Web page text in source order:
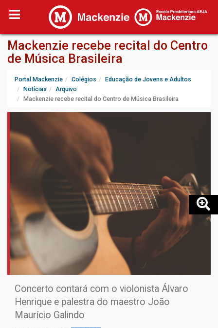
Mackenzie recebe recital do Centro
de Música Brasileira
Portal Mackenzie Colégios
Educação de Jovens e Adultos
Notícias
Arquivo
Mackenzie recebe recital do Centro de Música Brasileira
Concerto contará com o violonista Álvaro
Henrique e palestra do maestro João
Maurício Galindo